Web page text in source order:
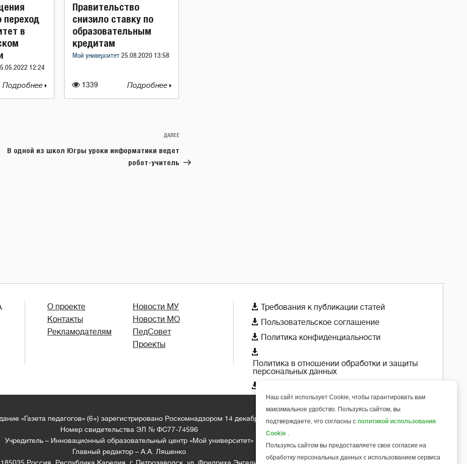
переход
в
12:24
Подробнее 1339
Правительство
снизило ставку по
образовательным
кредитам
Мой университет 25.08.2020 13:58
Подробнее
Следующая
ДАЛЕЕ
В одной из школ Югры уроки информатики ведет
робот-учитель
О проекте
Контакты
Рекламодателям
Новости МУ
Новости МО
ПедСовет
Проекты
 Требования к публикации статей
 Пользовательское соглашение
 Политика конфиденциальности

Политика в отношении обработки и защиты
персональных данных

«Газета педагогов» (6+) зарегистрировано Роскомнадзором 14 декабря 2018 года
Номер свидетельства ЭЛ № ФС77-74596
Учредитель – Инновационный образовательный центр «Мой университет»
Главный редактор – А.А. Ляшенко
6+
Наш сайт использует Cookie, чтобы гарантировать вам
максимальное удобство. Пользуясь сайтом, вы
подтверждаете, что согласны с политикой использования
Cookie .
Пользуясь сайтом вы предоставляете свое согласие на
обработку персональных данных с использованием сервиса